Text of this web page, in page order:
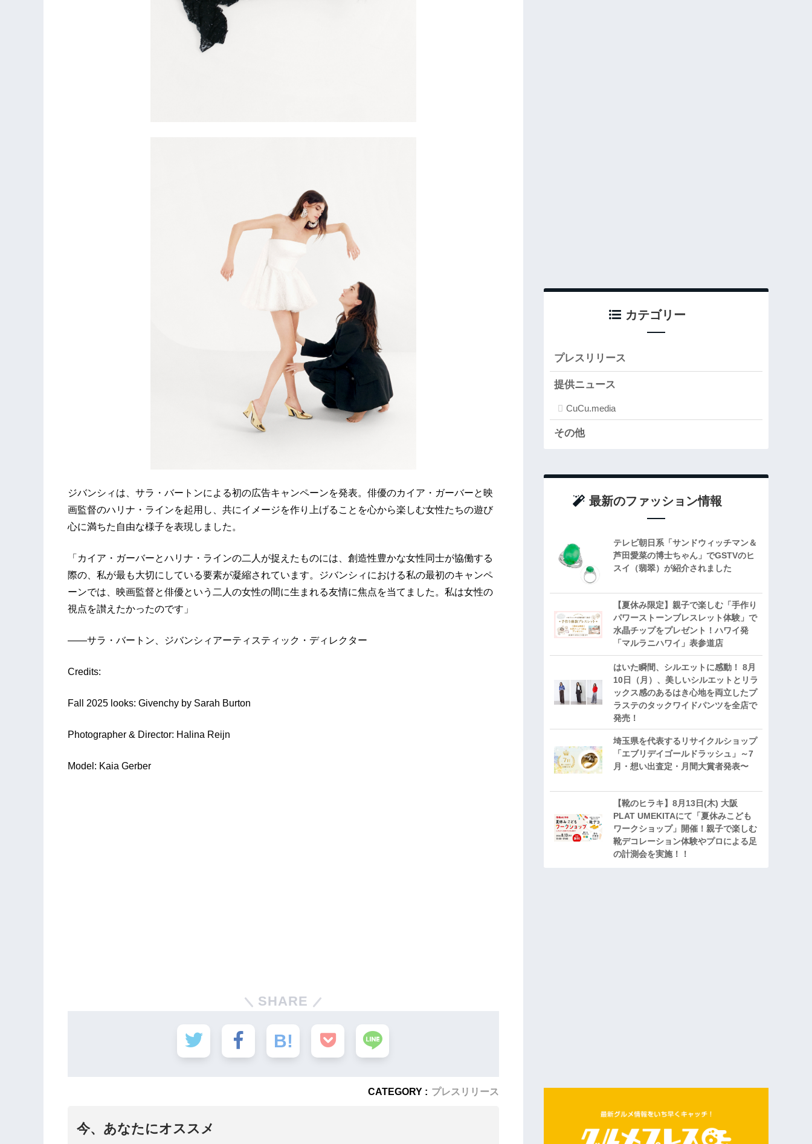
ジバンシィは、サラ・バートンによる初の広告キャンペーンを発表。俳優のカイア・ガーバーと映
画監督のハリナ・ラインを起用し、共にイメージを作り上げることを心から楽しむ女性たちの遊び
心に満ちた自由な様子を表現しました。
「カイア・ガーバーとハリナ・ラインの二人が捉えたものには、創造性豊かな女性同士が協働する
際の、私が最も大切にしている要素が凝縮されています。ジバンシィにおける私の最初のキャンペ
ーンでは、映画監督と俳優という二人の女性の間に生まれる友情に焦点を当てました。私は女性の
視点を讃えたかったのです」
――サラ・バートン、ジバンシィアーティスティック・ディレクター
Credits:
Fall 2025 looks: Givenchy by Sarah Burton
Photographer & Director: Halina Reijn
Model: Kaia Gerber
SHARE
CATEGORY : プレスリリース
今、あなたにオススメ
カテゴリー
プレスリリース
提供ニュース
CuCu.media
その他
最新のファッション情報
テレビ朝日系「サンドウィッチマン＆
芦田愛菜の博士ちゃん」でGSTVのヒ
スイ（翡翠）が紹介されました
【夏休み限定】親子で楽しむ「手作り
パワーストーンブレスレット体験」で
水晶チップをプレゼント！ハワイ発
「マルラニハワイ」表参道店
はいた瞬間、シルエットに感動！ 8月
10日（月）、美しいシルエットとリラ
ックス感のあるはき心地を両立したプ
ラステのタックワイドパンツを全店で
発売！
埼玉県を代表するリサイクルショップ
「エブリデイゴールドラッシュ」～7
月・想い出査定・月間大賞者発表〜
【靴のヒラキ】8月13日(木) 大阪
PLAT UMEKITAにて「夏休みこども
ワークショップ」開催！親子で楽しむ
靴デコレーション体験やプロによる足
の計測会を実施！！